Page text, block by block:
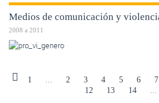
Medios de comunicación y
2008 a 2011
1 ... 2 3 4 5 6 7
12
13 14 ...